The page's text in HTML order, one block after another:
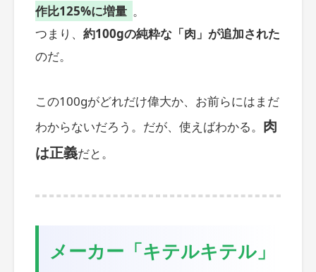
作比125%に増量 。
つまり、 約100gの純粋な「肉」が追加された
のだ。
この100gがどれだけ偉大か、お前らにはまだ
わからないだろう。だが、使えばわかる。 肉
は正義だと。
メーカー「キテルキテル」